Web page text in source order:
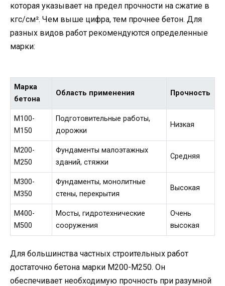
которая указывает на предел прочности на сжатие в
кгс/см². Чем выше цифра, тем прочнее бетон. Для
разных видов работ рекомендуются определенные
марки:
Марка
бетона
Область применения Прочность
М100-
М150
Подготовительные работы,
дорожки
Низкая
М200-
М250
Фундаменты малоэтажных
зданий, стяжки
Средняя
М300-
М350
Фундаменты, монолитные
стены, перекрытия
Высокая
М400-
М500
Мосты, гидротехнические
сооружения
Очень
высокая
Для большинства частных строительных работ
достаточно бетона марки М200-М250. Он
обеспечивает необходимую прочность при разумной